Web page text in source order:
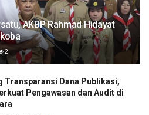
AKBP Rahmad Hidayat
2
Transparansi Dana Publikasi,
Pengawasan dan Audit di